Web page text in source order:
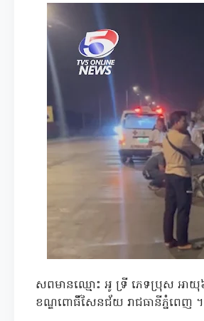
សពមានឈ្មោះ អូ ទ្រី ភេទប្រុស អាយុ៦
ខណ្ឌពោធិ៍សែនជ័យ រាជធានីភ្នំពេញ ។